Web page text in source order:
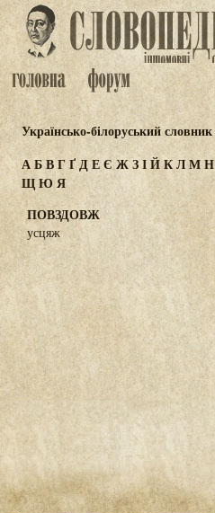
Українсько-білоруський словник
АБВГҐДЕЄ ЖЗІЙКЛМН
ЩЮ Я
ПОВЗДОВЖ
усцяж